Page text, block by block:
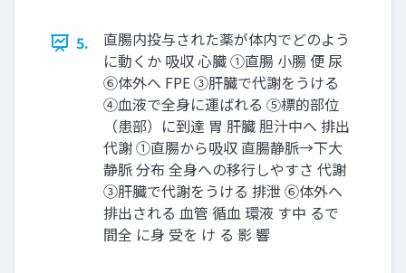
5.
直腸内投与された薬が体内でどのよう
に動くか 吸収 心臓 ①直腸 小腸 便 尿
⑥体外へ FPE ③肝臓で代謝をうける
④血液で全身に運ばれる ⑤標的部位
（患部）に到達 胃 肝臓 胆汁中へ 排出
代謝 ①直腸から吸収 直腸静脈→下大
静脈 分布 全身への移行しやすさ 代謝
③肝臓で代謝をうける 排泄 ⑥体外へ
排出される 血管 循血 環液 す中 るで
間全 に身 受を け る 影 響